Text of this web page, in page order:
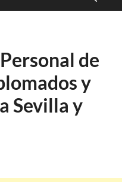
de
y
Sevilla y